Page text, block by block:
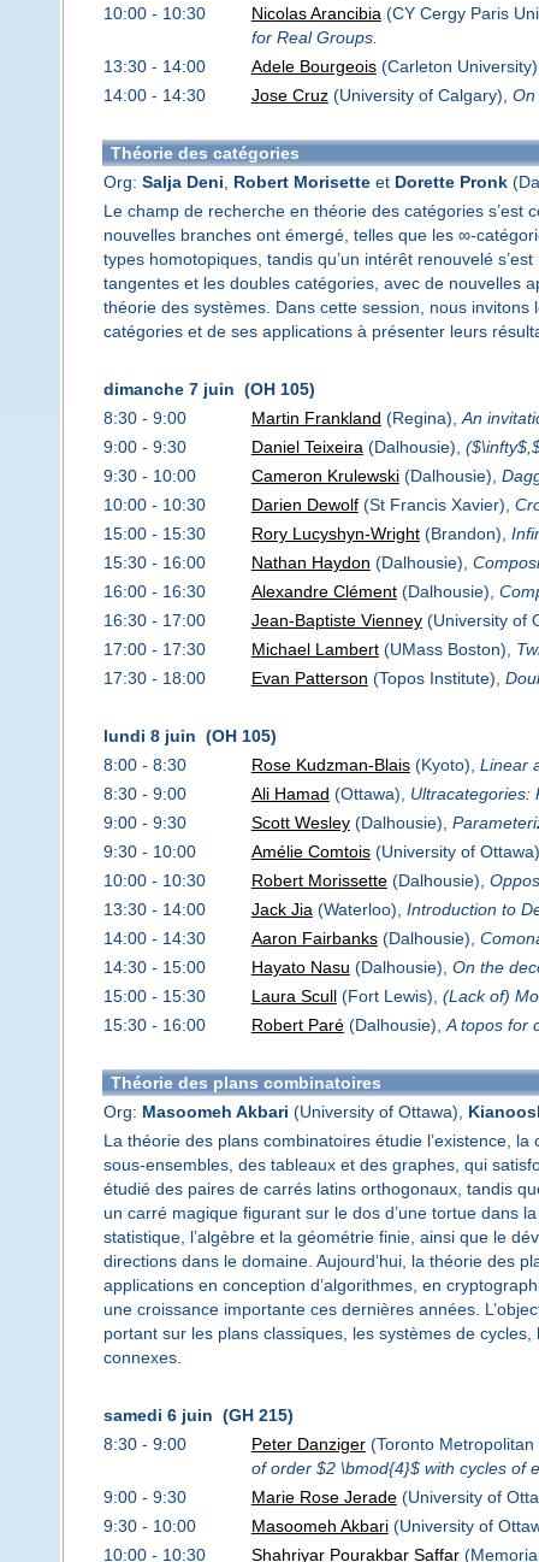
10:00 - 10:30
Nicolas Arancibia (CY Cergy Paris
for Real Groups.
13:30 - 14:00
Adele Bourgeois(Carleton
14:00 - 14:30
Jose Cruz(University of Calgary), On
Théorie des catégories
Org: Salja Deni Robert Morisetteet Dorette Pronk
Le champ de recherche en théorie des catégories
nouvelles branches ont émergé, telles que les ∞-
types homotopiques, tandis qu’un intérêt renouvelé
tangentes et les doubles catégories, avec de nouvelles
théorie des systèmes. Dans cette session, nous
catégories et de ses applications à présenter leurs
dimanche 7 juin (OH 105)
8:30 - 9:00
Martin Frankland (Regina), An
9:00 - 9:30
Daniel Teixeira (Dalhousie),
9:30 - 10:00
Cameron Krulewski(Dalhousie),
10:00 - 10:30
Darien Dewolf(St Francis Xavier),
15:00 - 15:30
Rory Lucyshyn-Wright(Brandon),
15:30 - 16:00
Nathan Haydon (Dalhousie),
16:00 - 16:30
Alexandre Clément(Dalhousie),
16:30 - 17:00
Jean-Baptiste Vienney(University of
17:00 - 17:30
Michael Lambert(UMass Boston),
17:30 - 18:00
Evan Patterson (Topos Institute),
lundi 8 juin (OH 105)
8:00 - 8:30
Rose Kudzman-Blais(Kyoto), Linear
8:30 - 9:00
Ali Hamad (Ottawa), Ultracategories:
9:00 - 9:30
Scott Wesley(Dalhousie),
9:30 - 10:00
Amélie Comtois(University of
10:00 - 10:30
Robert Morissette(Dalhousie),
13:30 - 14:00
Jack Jia (Waterloo), Introduction to
14:00 - 14:30
Aaron Fairbanks(Dalhousie),
14:30 - 15:00
Hayato Nasu (Dalhousie), On the
15:00 - 15:30
Laura Scull(Fort Lewis), (Lack of)
15:30 - 16:00
Robert Paré(Dalhousie), A topos for
Théorie des plans combinatoires
Org: Masoomeh Akbari (University of Ottawa),
La théorie des plans combinatoires étudie l’existence,
sous-ensembles, des tableaux et des graphes, qui
étudié des paires de carrés latins orthogonaux, tandis
un carré magique figurant sur le dos d’une tortue dans
statistique, l’algèbre et la géométrie finie, ainsi que le
directions dans le domaine. Aujourd’hui, la théorie des
applications en conception d’algorithmes, en
une croissance importante ces dernières années.
portant sur les plans classiques, les systèmes de
connexes.
samedi 6 juin (GH 215)
8:30 - 9:00
Peter Danziger(Toronto
of order $2 \bmod{4}$ with cycles of
9:00 - 9:30
Marie Rose Jerade(University of
9:30 - 10:00
Masoomeh Akbari(University of
10:00 - 10:30
Shahriyar Pourakbar Saffar